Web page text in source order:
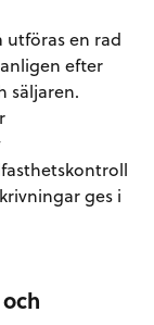
utföras en rad
efter
säljaren.
ges i